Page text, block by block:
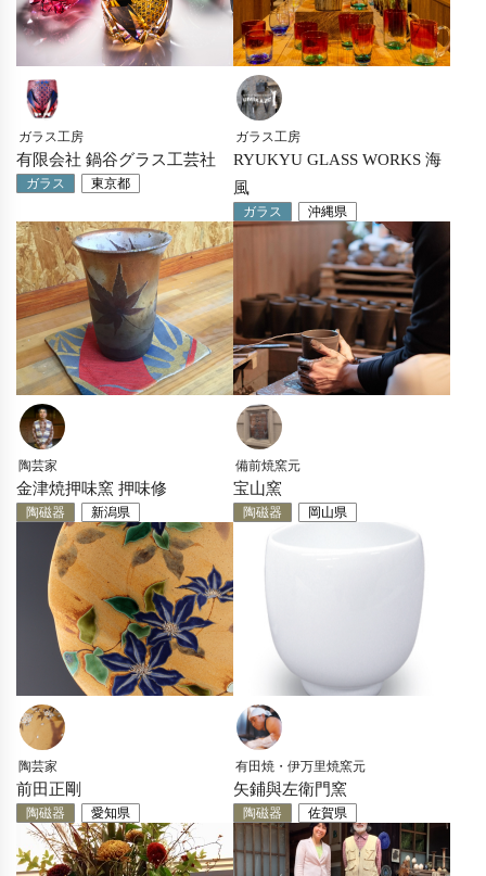
ガラス工房
有限会社 鍋谷グラス工芸社
ガラス 東京都
ガラス工房
RYUKYU GLASS WORKS 海
風
ガラス 沖縄県
陶芸家
金津焼押味窯 押味修
陶磁器 新潟県
備前焼窯元
宝山窯
陶磁器 岡山県
陶芸家
前田正剛
陶磁器 愛知県
有田焼・伊万里焼窯元
矢鋪與左衛門窯
陶磁器 佐賀県